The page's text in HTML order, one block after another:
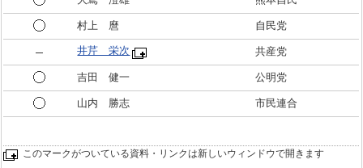
村上 麿 自民党
井芹 栄次 共産党
吉田 健一 公明党
山内 勝志 市民連合
このマークがついている資料・リンクは新しいウィンドウで開きます